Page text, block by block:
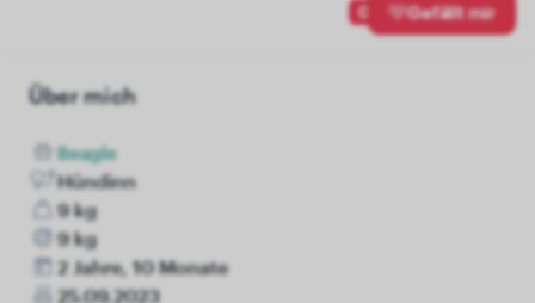
0 Gefällt mir
Über mich
Beagle
Hündinn
9 kg
9 kg
2 Jahre, 10 Monate
25.09.2023